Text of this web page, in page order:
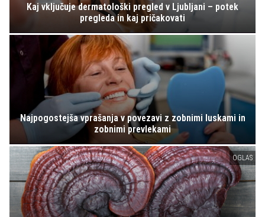
Kaj vključuje dermatološki pregled v Ljubljani – potek
pregleda in kaj pričakovati
Najpogostejša vprašanja v povezavi z zobnimi luskami in
zobnimi prevlekami
OGLAS